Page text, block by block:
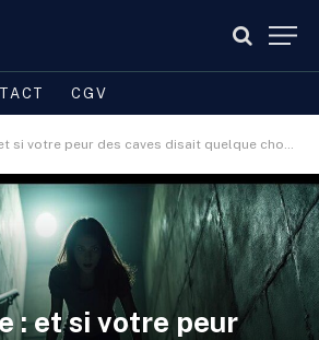
CGV
peur des caves disait quelque chose de bien plus profond ?
: et si votre peur